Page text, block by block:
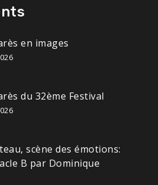
en images
du 32ème Festival
scène des émotions:
B par Dominique